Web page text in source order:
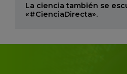
La ciencia también se
«#CienciaDirecta».